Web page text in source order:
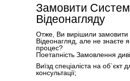
Замовити
Відеонагляду
Отже, Ви вирішили замовити
Відеонагляд, але не знаєте
процес?
Поетапність Замовлення
Виїзд спеціаліста на об`єкт
консультації;